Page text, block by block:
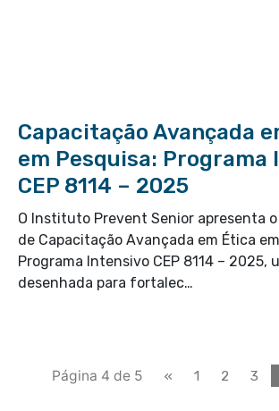
Capacitação Avançada
em Pesquisa: Programa
CEP 8114 – 2025
O Instituto Prevent Senior apresenta
de Capacitação Avançada em Ética
Programa Intensivo CEP 8114 – 2025,
desenhada para fortalec…
Página 4 de 5 « 1 2 3